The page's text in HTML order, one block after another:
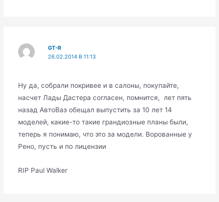
GT-R
26.02.2014 В 11:13
Ну да, собрали покривее и в салоны, покупайте,
насчет Лады Дастера согласен, помнится, лет пять
назад АвтоВаз обещал выпустить за 10 лет 14
моделей, какие-то такие грандиозные планы были,
теперь я понимаю, что это за модели. Ворованные у
Рено, пусть и по лицензии
RIP Paul Walker